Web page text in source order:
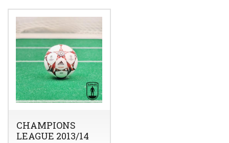
CHAMPIONS
LEAGUE 2013/14